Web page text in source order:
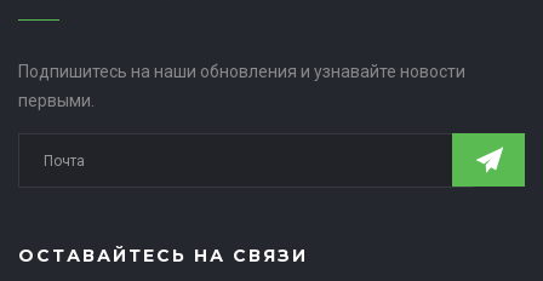
Подпишитесь на наши обновления и узнавайте новости
первыми.
ОСТАВАЙТЕСЬ НА СВЯЗИ